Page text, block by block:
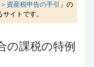
資産税申告の手引
」の
イトです。
の課税の特例